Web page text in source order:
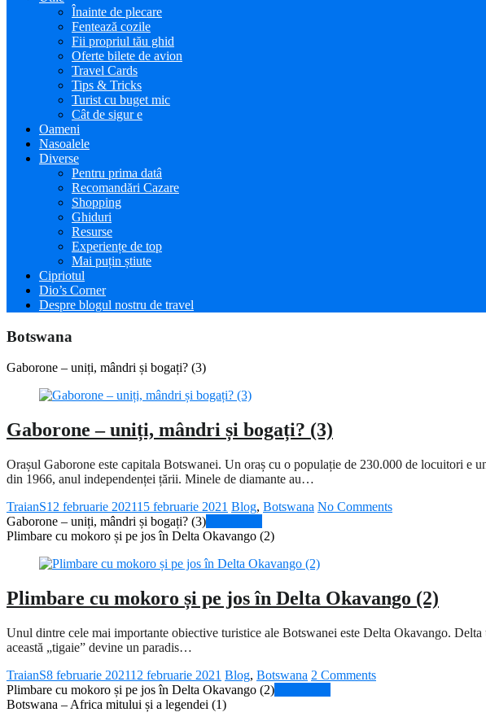
Înainte de plecare
Fentează cozile
Fii propriul tău ghid
Oferte bilete de avion
Travel Cards
Tips & Tricks
Turist cu buget mic
Cât de sigur e
Oameni
Nasoalele
Diverse
Pentru prima datâ
Recomandări Cazare
Shopping
Ghiduri
Resurse
Experiențe de top
Mai puțin știute
Cipriotul
Dio’s Corner
Despre blogul nostru de travel
Botswana
Gaborone – uniți, mândri și bogați? (3)
Gaborone – uniți, mândri și bogați? (3)
Orașul Gaborone este capitala Botswanei. Un oraș cu o populație de 230.000 de locuitori
din 1966, anul independenței țării. Minele de diamante au…
TraianS12 februarie 202115 februarie 2021 Blog, Botswana No Comments
Gaborone – uniți, mândri și bogați? (3)
Plimbare cu mokoro și pe jos în Delta Okavango (2)
Plimbare cu mokoro și pe jos în Delta Okavango (2)
Unul dintre cele mai importante obiective turistice ale Botswanei este Delta Okavango.
această „tigaie” devine un paradis…
TraianS8 februarie 202112 februarie 2021 Blog, Botswana 2 Comments
Plimbare cu mokoro și pe jos în Delta Okavango (2)
Botswana – Africa mitului și a legendei (1)